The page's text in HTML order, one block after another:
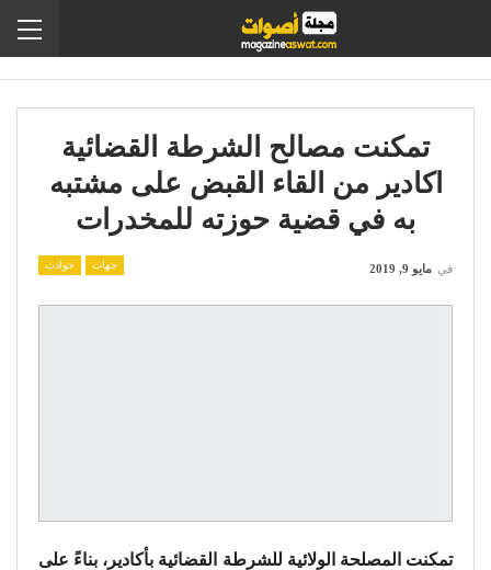
تمكنت مصالح الشرطة القضائية
اكادير من القاء القبض على مشتبه
به في قضية حوزته للمخدرات
جهات حوادث في مايو 9, 2019
تمكنت المصلحة الولائية للشرطة القضائية بأكادير، بناءً على